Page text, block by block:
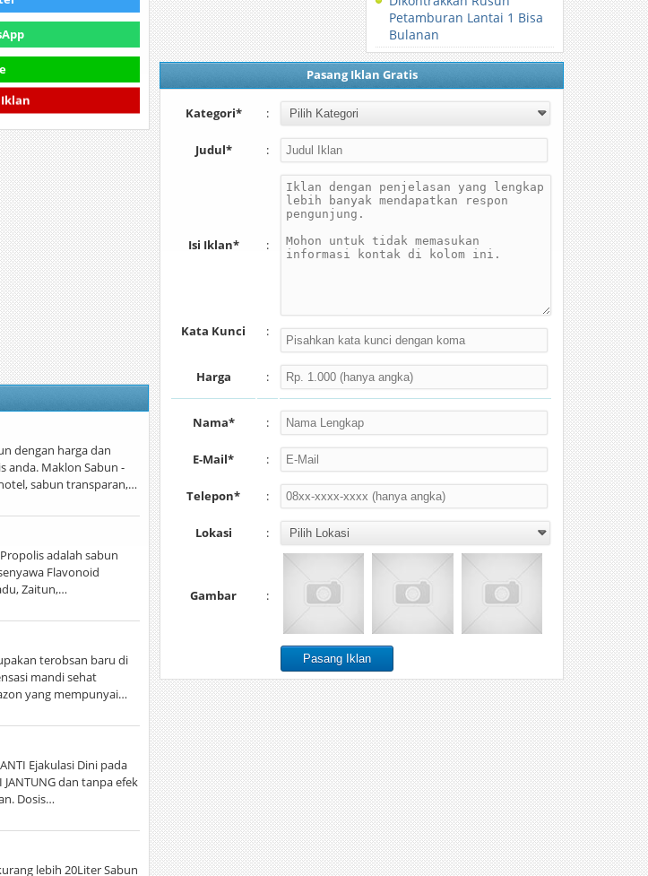
dengan harga dan
anda. Maklon Sabun -
sabun transparan,…
Propolis adalah sabun
Flavonoid
Zaitun,…
terobsan baru di
mandi sehat
yang mempunyai…
Ejakulasi Dini pada
JANTUNG dan tanpa efek
Dosis…
lebih 20Liter Sabun
Petamburan Lantai 1 Bisa
Bulanan
Pasang Iklan Gratis
Kategori* :
Judul* :
Isi Iklan* :
Kata Kunci :
Harga :
Nama* :
E-Mail* :
Telepon* :
Lokasi :
Gambar :